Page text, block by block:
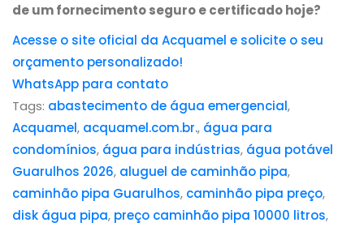
de um fornecimento seguro e certificado hoje?
Acesse o site oficial da Acquamel e solicite o seu
orçamento personalizado!
WhatsApp para contato
Tags: abastecimento de água emergencial,
Acquamel, acquamel.com.br., água para
condomínios, água para indústrias, água potável
Guarulhos 2026, aluguel de caminhão pipa,
caminhão pipa Guarulhos, caminhão pipa preço,
disk água pipa, preço caminhão pipa 10000 litros,